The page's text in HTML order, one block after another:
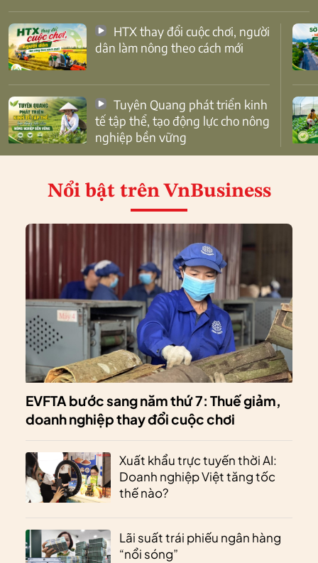
dân làm nông theo cách mới
tế tập thể, tạo động lực cho nông
nghiệp bền vững
Nổi bật trên VnBusiness
EVFTA bước sang năm thứ 7: Thuế giảm,
doanh nghiệp thay đổi cuộc chơi
Xuất khẩu trực tuyến thời AI:
Doanh nghiệp Việt tăng tốc
thế nào?
Lãi suất trái phiếu ngân hàng
“nổi sóng”